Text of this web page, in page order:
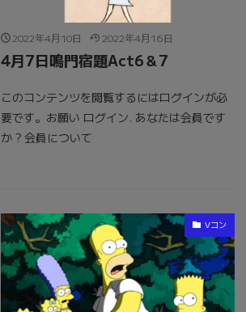
2022年4月10日 2022年4月16日
4月7日鳴門宿題Act6＆7
このコンテンツを閲覧するにはログインが必
要です。お願い ログイン. あなたは会員です
か ? 会員について
Vコン